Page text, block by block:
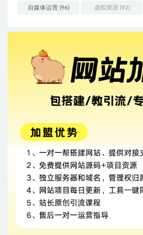
自媒体运营(96) 虚拟资源 (92)